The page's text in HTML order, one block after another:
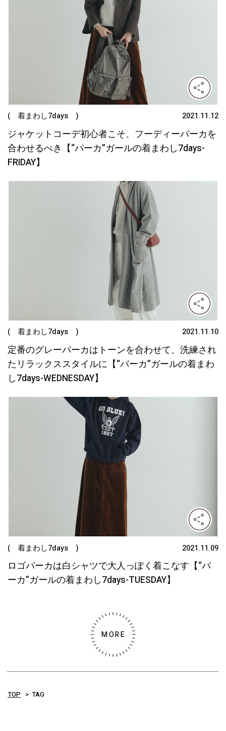
( 着まわし7days ) 2021.11.12
ジャケットコーデ初心者こそ、フーディーパーカを
合わせるべき【“パーカ”ガールの着まわし7days-
FRIDAY】
( 着まわし7days ) 2021.11.10
定番のグレーパーカはトーンを合わせて、洗練され
たリラックススタイルに【“パーカ”ガールの着まわ
し7days-WEDNESDAY】
( 着まわし7days ) 2021.11.09
ロゴパーカは白シャツで大人っぽく着こなす【“パ
ーカ”ガールの着まわし7days-TUESDAY】
MORE
TOP TAG